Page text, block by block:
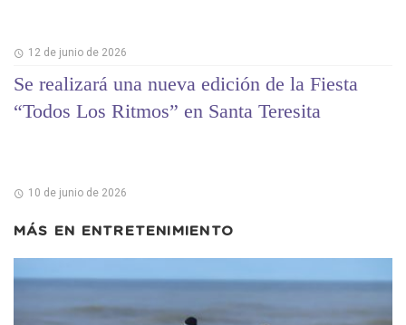
12 de junio de 2026
Se realizará una nueva edición de la Fiesta
“Todos Los Ritmos” en Santa Teresita
10 de junio de 2026
MÁS EN ENTRETENIMIENTO